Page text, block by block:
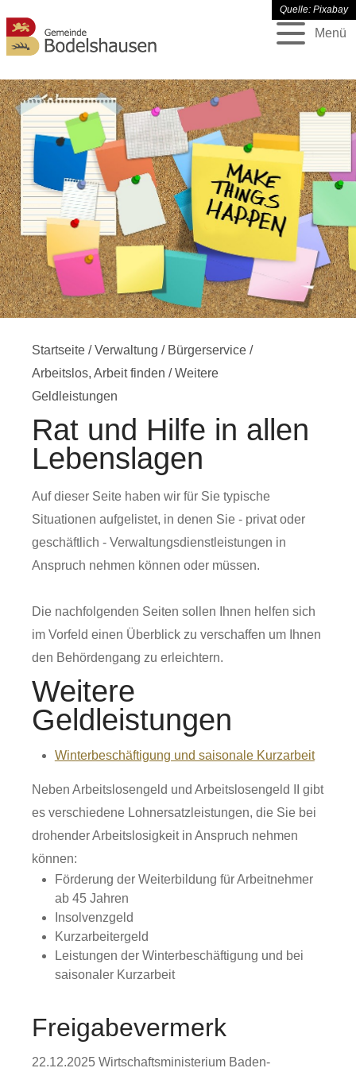
Menü
Quelle: Pixabay
Startseite /Verwaltung / Bürgerservice /
Arbeitslos, Arbeit finden /Weitere
Geldleistungen
Rat und Hilfe in allen
Lebenslagen
Auf dieser Seite haben wir für Sie typische
Situationen aufgelistet, in denen Sie - privat oder
geschäftlich - Verwaltungsdienstleistungen in
Anspruch nehmen können oder müssen.
Die nachfolgenden Seiten sollen Ihnen helfen sich
im Vorfeld einen Überblick zu verschaffen um Ihnen
den Behördengang zu erleichtern.
Weitere
Geldleistungen
Winterbeschäftigung und saisonale Kurzarbeit
Neben Arbeitslosengeld und Arbeitslosengeld II gibt
es verschiedene Lohnersatzleistungen, die Sie bei
drohender Arbeitslosigkeit in Anspruch nehmen
können:
Förderung der Weiterbildung für Arbeitnehmer
ab 45 Jahren
Insolvenzgeld
Kurzarbeitergeld
Leistungen der Winterbeschäftigung und bei
saisonaler Kurzarbeit
Freigabevermerk
22.12.2025 Wirtschaftsministerium Baden-